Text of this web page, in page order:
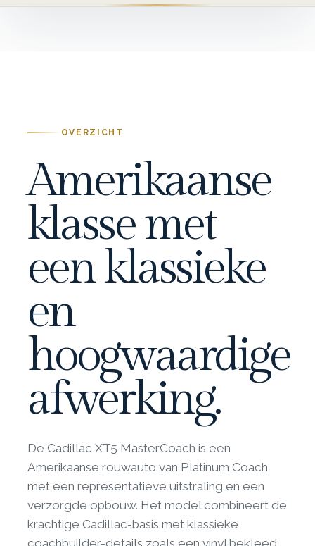
OVERZICHT
Amerikaanse
klasse met
een klassieke
en
hoogwaardige
afwerking.
De Cadillac XT5 MasterCoach is een
Amerikaanse rouwauto van Platinum Coach
met een representatieve uitstraling en een
verzorgde opbouw. Het model combineert de
krachtige Cadillac-basis met klassieke